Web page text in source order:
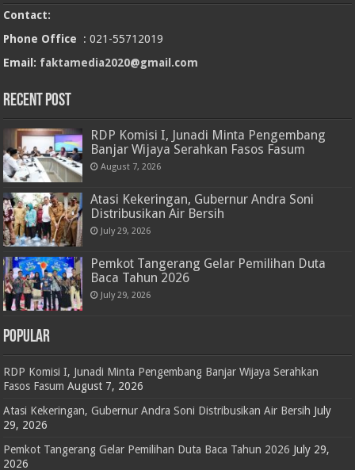
Contact:
Phone Office : 021-55712019
Email: faktamedia2020@gmail.com
RECENT POST
RDP Komisi I, Junadi Minta Pengembang
Banjar Wijaya Serahkan Fasos Fasum
August 7, 2026
Atasi Kekeringan, Gubernur Andra Soni
Distribusikan Air Bersih
July 29, 2026
Pemkot Tangerang Gelar Pemilihan Duta
Baca Tahun 2026
July 29, 2026
POPULAR
RDP Komisi I, Junadi Minta Pengembang Banjar Wijaya Serahkan
Fasos Fasum August 7, 2026
Atasi Kekeringan, Gubernur Andra Soni Distribusikan Air Bersih July
29, 2026
Pemkot Tangerang Gelar Pemilihan Duta Baca Tahun 2026 July 29,
2026